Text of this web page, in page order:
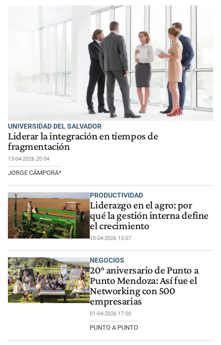
UNIVERSIDAD DEL SALVADOR
Liderar la integración en tiempos de
fragmentación
13-04-2026 20:04
JORGE CÁMPORA*
PRODUCTIVIDAD
Liderazgo en el agro: por
qué la gestión interna define
el crecimiento
10-04-2026 15:07
NEGOCIOS
20° aniversario de Punto a
Punto Mendoza: Así fue el
Networking con 500
empresarias
01-04-2026 17:00
PUNTO A PUNTO